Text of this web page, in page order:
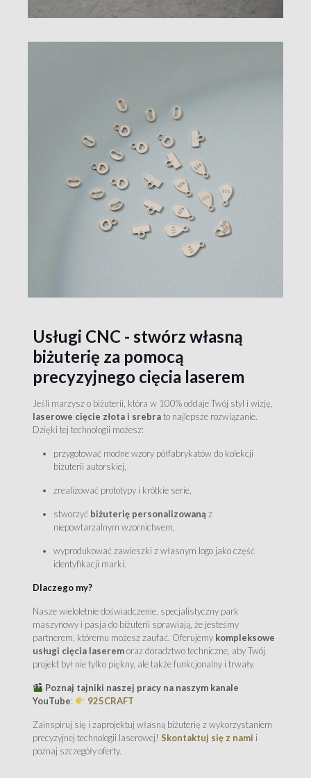
Usługi CNC - stwórz własną
biżuterię za pomocą
precyzyjnego cięcia laserem
Jeśli marzysz o biżuterii, która w 100% oddaje Twój styl i wizję,
laserowe cięcie złota i srebrato najlepsze rozwiązanie.
Dzięki tej technologii możesz:
przygotować modne wzory półfabrykatów do kolekcji
biżuterii autorskiej,
zrealizować prototypy i krótkie serie,
stworzyć biżuterię personalizowaną z
niepowtarzalnym wzornictwem,
wyprodukować zawieszki z własnym logo jako część
identyfikacji marki.
Dlaczego my?
Nasze wieloletnie doświadczenie, specjalistyczny park
maszynowy i pasja do biżuterii sprawiają, że jesteśmy
partnerem, któremu możesz zaufać. Oferujemy kompleksowe
usługi cięcia laseremoraz doradztwo techniczne, aby Twój
projekt był nie tylko piękny, ale także funkcjonalny i trwały.
Poznaj tajniki naszej pracy na naszym kanale
YouTube: 925CRAFT
Zainspiruj się i zaprojektuj własną biżuterię z wykorzystaniem
precyzyjnej technologii laserowej! Skontaktuj się z nami i
poznaj szczegóły oferty.